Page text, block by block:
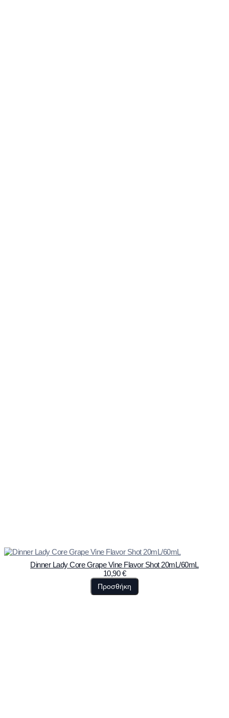
Dinner Lady Core Grape Vine Flavor Shot 20mL/60mL
10,90€
Προσθήκη